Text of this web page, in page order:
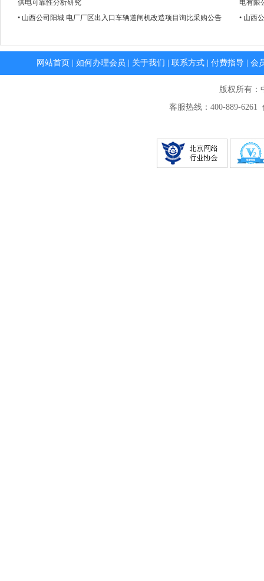
供电可靠性分析研究
电有限
• 山西公司阳城 电厂厂区出入口车辆道闸机改造项目询比采购公告
• 山西
网站首页 如何办理会员 关于我们 联系方式 付费指导 会
版权所有
客服热线：400-889-6261